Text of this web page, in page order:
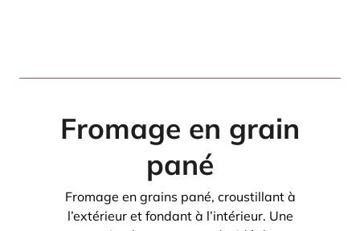
Fromage en grain
pané
Fromage en grains pané, croustillant à
l’extérieur et fondant à l’intérieur. Une